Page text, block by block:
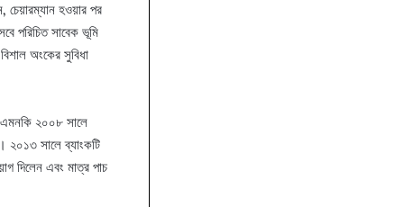
চেয়ারম্যান হওয়ার পর
পরিচিত সাবেক ভূমি
অংকের সুবিধা
এমনকি ২০০৮ সালে
২০১৩ সালে ব্যাংকটি
দিলেন এবং মাত্র পাচ